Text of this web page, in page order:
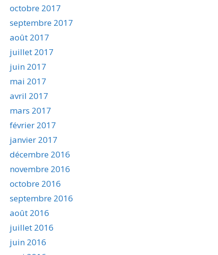
octobre 2017
septembre 2017
août 2017
juillet 2017
juin 2017
mai 2017
avril 2017
mars 2017
février 2017
janvier 2017
décembre 2016
novembre 2016
octobre 2016
septembre 2016
août 2016
juillet 2016
juin 2016